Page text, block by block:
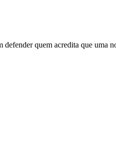
quem acredita que